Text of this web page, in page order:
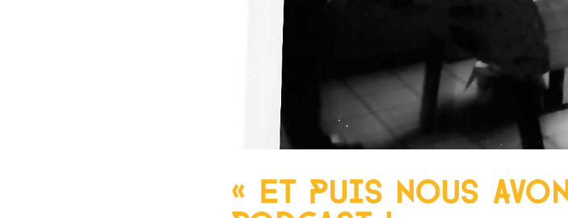
« Et puis nous